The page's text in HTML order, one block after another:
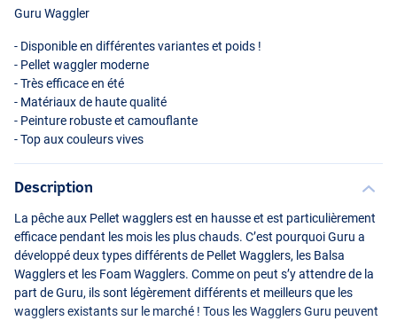
Foam
Guru Waggler
- Disponible en différentes variantes et poids !
- Pellet waggler moderne
- Très efficace en été
- Matériaux de haute qualité
- Peinture robuste et camouflante
- Top aux couleurs vives
Description
La pêche aux Pellet wagglers est en hausse et est particulièrement
efficace pendant les mois les plus chauds. C’est pourquoi Guru a
développé deux types différents de Pellet Wagglers, les Balsa
Wagglers et les Foam Wagglers. Comme on peut s’y attendre de la
part de Guru, ils sont légèrement différents et meilleurs que les
wagglers existants sur le marché ! Tous les Wagglers Guru peuvent